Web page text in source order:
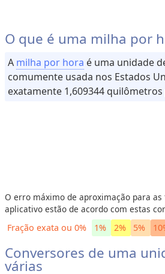
V
o
l
u
m
a
(
o
P
e
O que é uma milha por
A milha por hora é uma unidade
comumente usada nos Estados
exatamente 1,609344
O erro máximo de aproximação para
aplicativo estão de acordo com estas
Fração exata ou 0%
1% 2% 5%
Conversores de uma
várias